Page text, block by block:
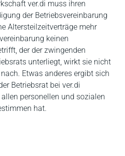
ver.di muss ihren
der Betriebsvereinbarung
Altersteilzeitverträge mehr
keinen
der der zwingenden
unterliegt, wirkt sie nicht
Etwas anderes ergibt sich
Betriebsrat bei ver.di
personellen und sozialen
hat.